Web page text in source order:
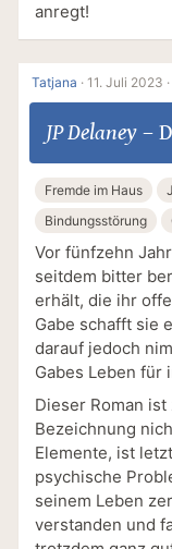
anregt!
Tatjana · 11. Juli 2023 ·
JP Delaney–
Fremde im Haus
Bindungsstörung
Vor fünfzehn
seitdem bitter
erhält, die ihr
Gabe schafft sie
darauf jedoch
Gabes Leben für
Dieser Roman
Bezeichnung
Elemente, ist
psychische
seinem Leben
verstanden und